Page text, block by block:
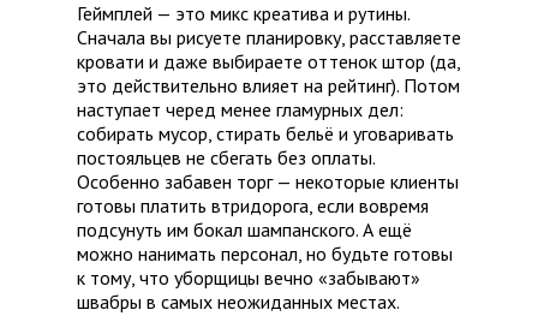
Геймплей — это микс креатива и рутины.
Сначала вы рисуете планировку, расставляете
кровати и даже выбираете оттенок штор (да,
это действительно влияет на рейтинг). Потом
наступает черед менее гламурных дел:
собирать мусор, стирать бельё и уговаривать
постояльцев не сбегать без оплаты.
Особенно забавен торг — некоторые клиенты
готовы платить втридорога, если вовремя
подсунуть им бокал шампанского. А ещё
можно нанимать персонал, но будьте готовы
к тому, что уборщицы вечно «забывают»
швабры в самых неожиданных местах.